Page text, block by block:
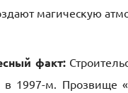
магическую
факт:
в 1997-м. Прозвище